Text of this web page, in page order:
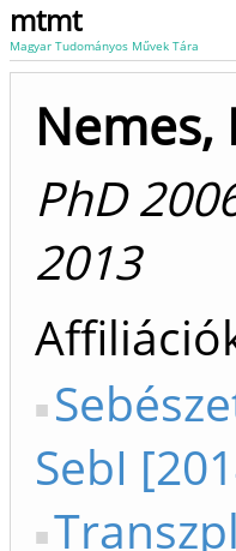
mtmt
Magyar Tudományos Művek Tára
Nemes,
PhD
2013
SebI